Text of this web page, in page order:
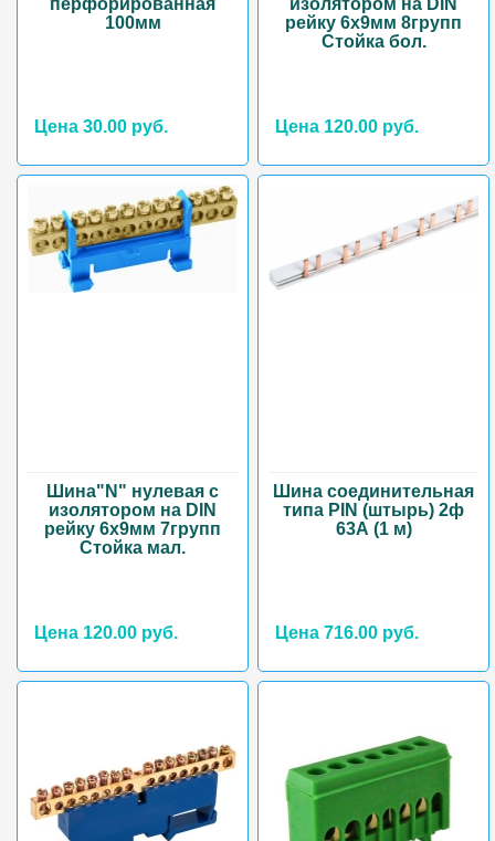
100мм
Цена 30.00 руб.
рейку 6х9мм 8групп
Стойка бол.
Цена 120.00 руб.
Шина"N" нулевая с
изолятором на DIN
рейку 6х9мм 7групп
Стойка мал.
Цена 120.00 руб.
Шина соединительная
типа PIN (штырь) 2ф
63А (1 м)
Цена 716.00 руб.